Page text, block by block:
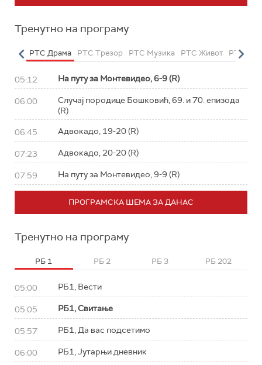
Тренутно на програму
РТС Драма РТС Трезор РТС Музика РТС Живот РТС
05:12 На путу за Монтевидео, 6-9 (R)
06:00
Случај породице Бошковић, 69. и 70. епизода
(R)
06:45 Адвокадо, 19-20 (R)
07:23 Адвокадо, 20-20 (R)
07:59 На путу за Монтевидео, 9-9 (R)
ПРОГРАМСКА ШЕМА ЗА ДАНАС
Тренутно на програму
РБ 1 РБ 2 РБ 3 РБ 202
05:00 РБ1, Вести
05:05 РБ1, Свитање
05:57 РБ1, Да вас подсетимо
06:00 РБ1, Јутарњи дневник